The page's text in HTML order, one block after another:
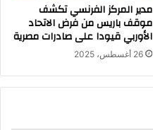
مدير المركز الفرنسي تكشف
موقف باريس من فرض الاتحاد
الأوربي قيودا على صادرات مصرية
26 أغسطس، 2025